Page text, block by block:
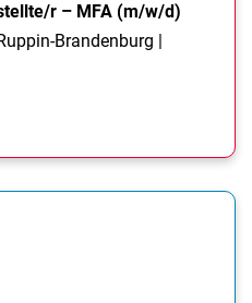
r – MFA (m/w/d)
Brandenburg |